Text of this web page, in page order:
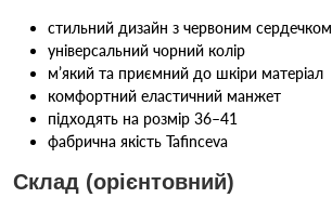
стильний дизайн з червоним сердечком
універсальний чорний колір
м’який та приємний до шкіри матеріал
комфортний еластичний манжет
підходять на розмір 36–41
фабрична якість Tafinceva
Склад (орієнтовний)